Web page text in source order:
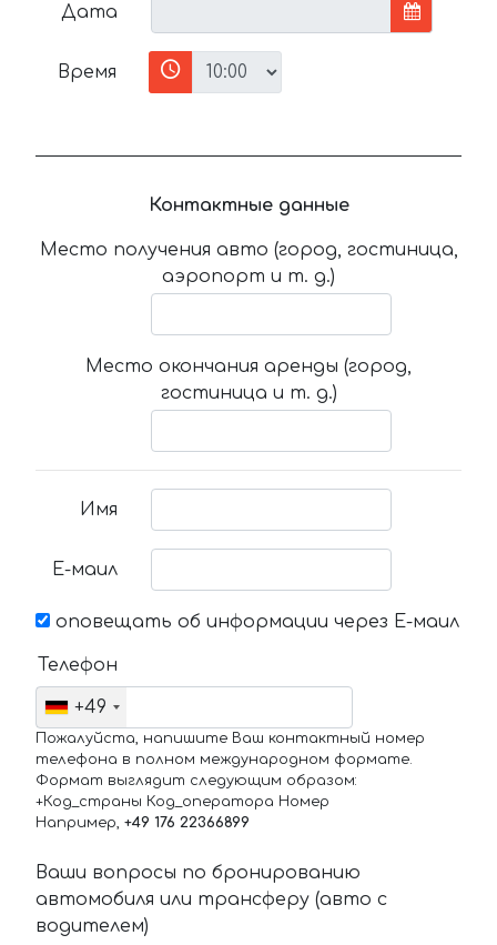
Дата
Время
Контактные данные
Место получения авто (город, гостиница,
аэропорт и т. д.)
Место окончания аренды (город,
гостиница и т. д.)
Имя
Е-маил
оповещать об информации через Е-маил
Телефон
+49
Пожалуйста, напишите Ваш контактный номер
телефона в полном международном формате.
Формат выглядит следующим образом:
+Код_страны Код_оператора Номер
Например, +49 176 22366899
Ваши вопросы по бронированию
автомобиля или трансферу (авто с
водителем)